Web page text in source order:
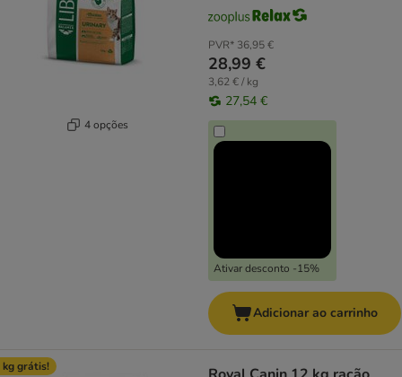
4 opções
PVR* 36,95 €
28,99 €
3,62 € / kg
27,54 €
Ativar desconto -15%
Adicionar ao carrinho
kg grátis!